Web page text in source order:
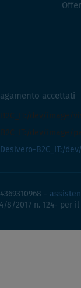
accettati
-
8/2017 n. 124- per